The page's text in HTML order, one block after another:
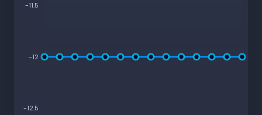
-11.5
-12
-12.5